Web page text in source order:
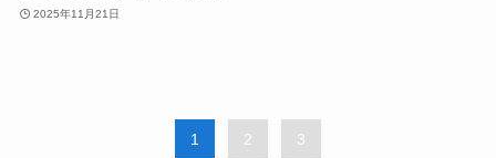
2025年11月21日
1 2 3